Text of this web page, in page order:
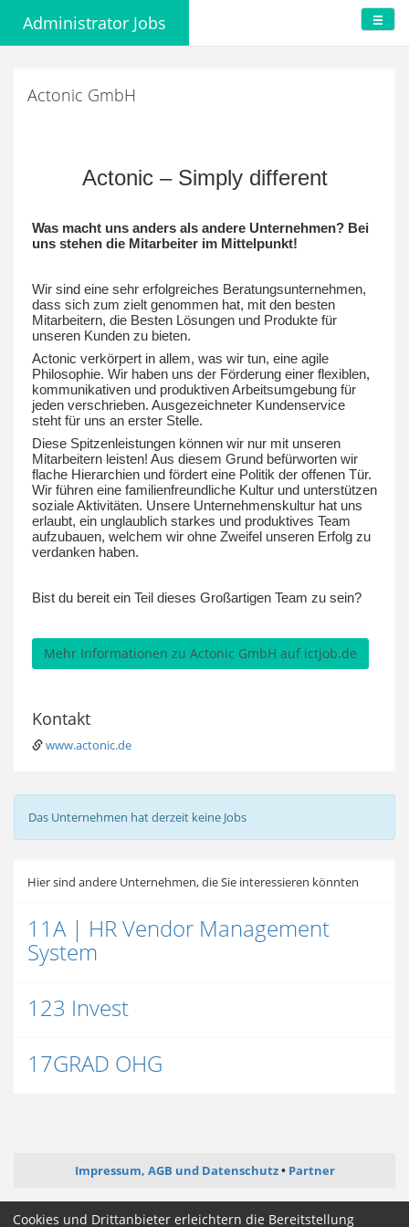
Administrator Jobs
Actonic GmbH
Actonic – Simply different
Was macht uns anders als andere Unternehmen? Bei
uns stehen die Mitarbeiter im Mittelpunkt!
Wir sind eine sehr erfolgreiches Beratungsunternehmen,
dass sich zum zielt genommen hat, mit den besten
Mitarbeitern, die Besten Lösungen und Produkte für
unseren Kunden zu bieten.
Actonic verkörpert in allem, was wir tun, eine agile
Philosophie. Wir haben uns der Förderung einer flexiblen,
kommunikativen und produktiven Arbeitsumgebung für
jeden verschrieben. Ausgezeichneter Kundenservice
steht für uns an erster Stelle.
Diese Spitzenleistungen können wir nur mit unseren
Mitarbeitern leisten! Aus diesem Grund befürworten wir
flache Hierarchien und fördert eine Politik der offenen Tür.
Wir führen eine familienfreundliche Kultur und unterstützen
soziale Aktivitäten. Unsere Unternehmenskultur hat uns
erlaubt, ein unglaublich starkes und produktives Team
aufzubauen, welchem wir ohne Zweifel unseren Erfolg zu
verdanken haben.
Bist du bereit ein Teil dieses Großartigen Team zu sein?
Mehr Informationen zu Actonic GmbH auf ictjob.de
Kontakt
www.actonic.de
Das Unternehmen hat derzeit keine Jobs
Hier sind andere Unternehmen, die Sie interessieren könnten
11A | HR Vendor Management
System
123 Invest
17GRAD OHG
Impressum, AGB und Datenschutz Partner
ictjob.de webentwickler-jobs.de
softwareentwickler-jobs.de
Cookies und Drittanbieter erleichtern die Bereitstellung